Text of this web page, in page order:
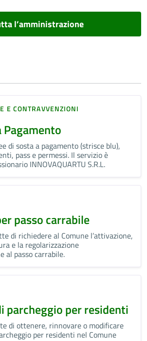
l’amministrazione
E CONTRAVVENZIONI
Pagamento
di sosta a pagamento (strisce blu),
pass e permessi. Il servizio è
INNOVAQUARTU S.R.L.
passo carrabile
di richiedere al Comune l’attivazione,
e la regolarizzazione
al passo carrabile.
parcheggio per residenti
di ottenere, rinnovare o modificare
per residenti nel Comune